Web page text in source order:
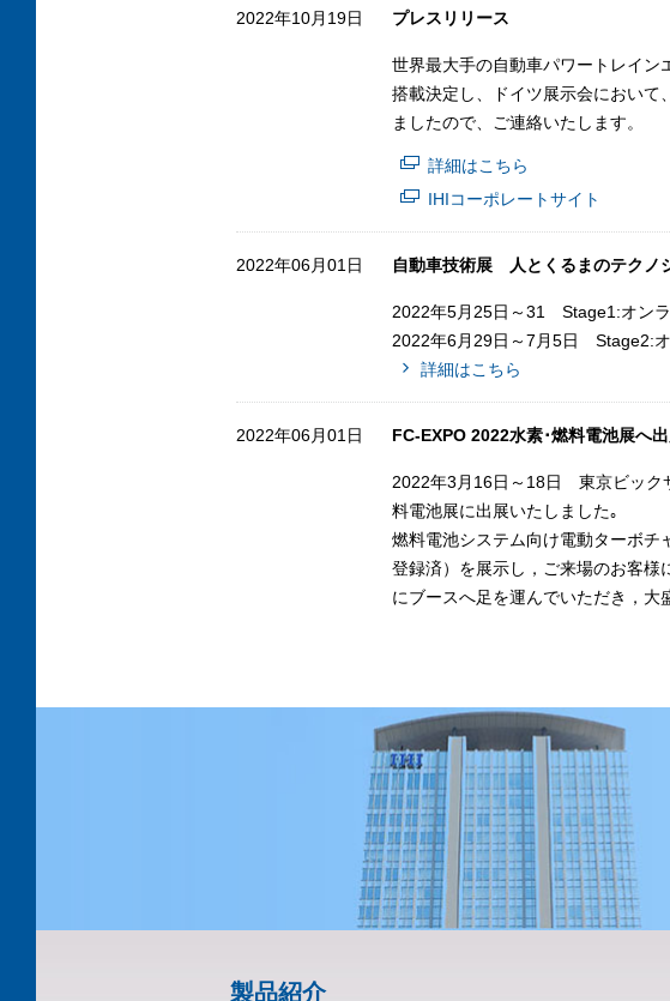
2022年10月19日 プレスリリース
世界最大手の自動車パワートレイン
搭載決定し、ドイツ展示会において
ましたので、ご連絡いたします。
詳細はこちら
IHIコーポレートサイト
2022年06月01日 自動車技術展 人とくるまのテクノ
2022年5月25日～31 Stage1:オンラ
2022年6月29日～7月5日 Stage2:オ
詳細はこちら
2022年06月01日 FC-EXPO 2022水素･燃料電池展へ
2022年3月16日～18日 東京ビック
料電池展に出展いたしました｡
燃料電池システム向け電動ターボ
登録済）を展示し，ご来場のお客様
にブースへ足を運んでいただき，大
製品紹介